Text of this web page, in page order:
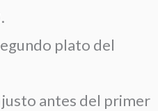
plato del
justo antes del primer